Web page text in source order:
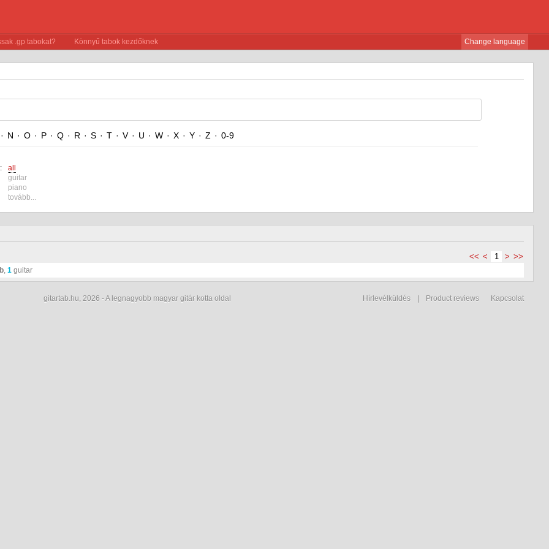
.gp tabokat? Könnyű tabok kezdőknek Change language
· N · O · P · Q · R · S · T · V · U · W · X · Y · Z · 0-9
all
guitar
piano
tovább...
<< < 1 > >>
, 1 guitar
Hírlevélküldés Product reviews Kapcsolat
gitartab.hu, 2026 - A legnagyobb magyar gitár kotta oldal